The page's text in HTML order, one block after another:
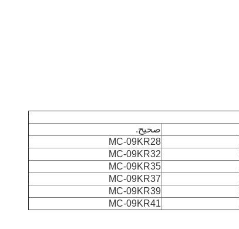
صحيح.
MC-09KR28
MC-09KR32
MC-09KR35
MC-09KR37
MC-09KR39
MC-09KR41